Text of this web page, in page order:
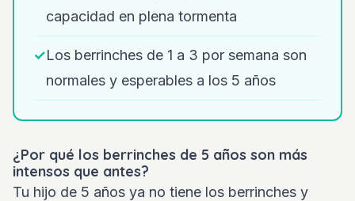
capacidad en plena tormenta
✓Los berrinches de 1 a 3 por semana son
normales y esperables a los 5 años
¿Por qué los berrinches de 5 años son más
intensos que antes?
Tu hijo de 5 años ya no tiene los berrinches y